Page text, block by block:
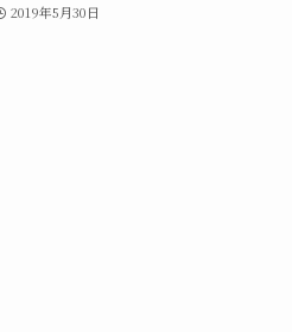
2019年5月30日